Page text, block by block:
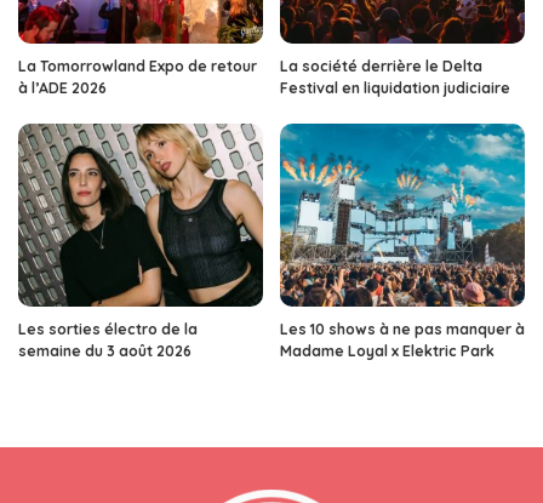
La Tomorrowland Expo de retour
à l’ADE 2026
La société derrière le Delta
Festival en liquidation judiciaire
Les sorties électro de la
semaine du 3 août 2026
Les 10 shows à ne pas manquer à
Madame Loyal x Elektric Park